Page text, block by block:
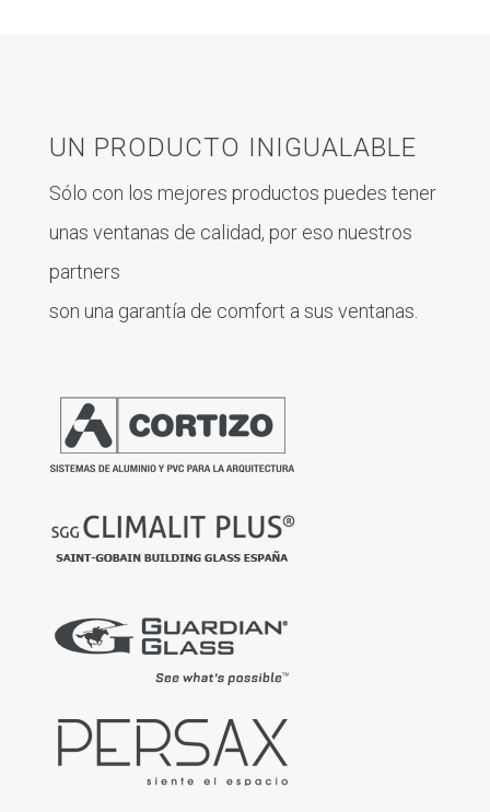
UN PRODUCTO INIGUALABLE
Sólo con los mejores productos puedes tener
unas ventanas de calidad, por eso nuestros
partners
son una garantía de comfort a sus ventanas.